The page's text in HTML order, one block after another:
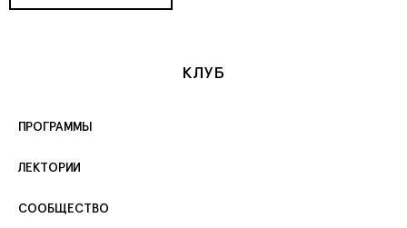
КЛУБ
ПРОГРАММЫ
ЛЕКТОРИИ
СООБЩЕСТВО